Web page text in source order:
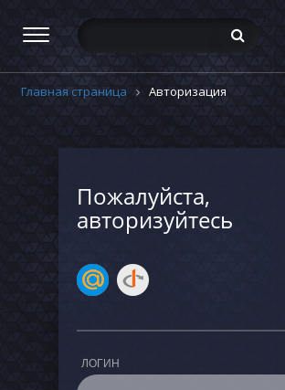
Главная страница Авторизация
Пожалуйста,
авторизуйтесь
ЛОГИН